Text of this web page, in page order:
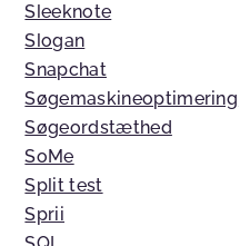
Sleeknote
Slogan
Snapchat
Søgemaskineoptimering
Søgeordstæthed
SoMe
Split test
Sprii